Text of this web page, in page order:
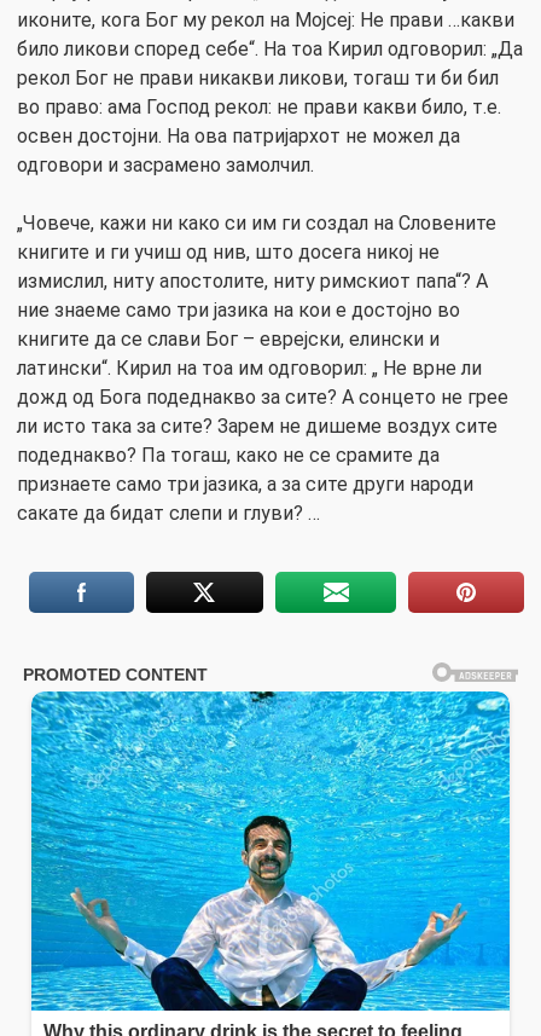
иконите, кога Бог му рекол на Мојсеј: Не прави …какви
било ликови според себе“. На тоа Кирил одговорил: „Да
рекол Бог не прави никакви ликови, тогаш ти би бил
во право: ама Господ рекол: не прави какви било, т.е.
освен достојни. На ова патријархот не можел да
одговори и засрамено замолчил.
„Човече, кажи ни како си им ги создал на Словените
книгите и ги учиш од нив, што досега никој не
измислил, ниту апостолите, ниту римскиот папа“? А
ние знаеме само три јазика на кои е достојно во
книгите да се слави Бог – еврејски, елински и
латински“. Кирил на тоа им одговорил: „ Не врне ли
дожд од Бога подеднакво за сите? А сонцето не грее
ли исто така за сите? Зарем не дишеме воздух сите
подеднакво? Па тогаш, како не се срамите да
признаете само три јазика, а за сите други народи
сакате да бидат слепи и глуви? …